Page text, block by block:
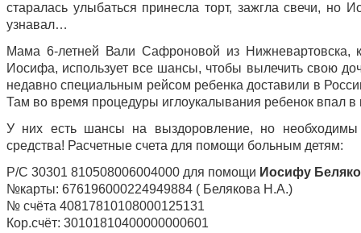
старалась улыбаться принесла торт, зажгла свечи, но
узнавал…
Мама 6-летней Вали Сафроновой из Нижневартовска,
Иосифа, использует все шансы, чтобы вылечить свою
недавно специальным рейсом ребенка доставили в
Там во время процедуры иглоукалывания ребенок впал в
У них есть шансы на выздоровление, но
средства! Расчетные счета для помощи больным детям:
Р/C 30301 810508006004000 для помощи Иосифу
№карты: 676196000224949884 ( Белякова Н.А.)
№ счёта 40817810108000125131
Кор.счёт: 30101810400000000601